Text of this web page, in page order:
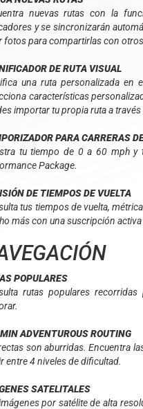
nuevas rutas con la
y se sincronizarán
fotos para compartirlas con
DE RUTA VISUAL
una ruta personalizada en
características
importar tu propia ruta a
PARA CARRERAS
tu tiempo de 0 a 60 mph
Package.
DE TIEMPOS DE VUELTA
tus tiempos de vuelta,
más con una suscripción
POPULARES
rutas populares
ADVENTUROUS ROUTING
son aburridas. Encuentra
entre 4 niveles de dificultad.
SATELITALES
por satélite de alta